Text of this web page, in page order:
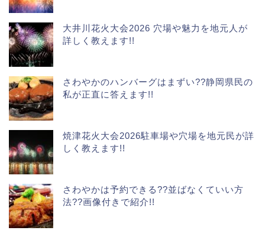
大井川花火大会2026 穴場や魅力を地元人が
詳しく教えます!!
さわやかのハンバーグはまずい??静岡県民の
私が正直に答えます!!
焼津花火大会2026駐車場や穴場を地元民が詳
しく教えます!!
さわやかは予約できる??並ばなくていい方
法??画像付きで紹介!!